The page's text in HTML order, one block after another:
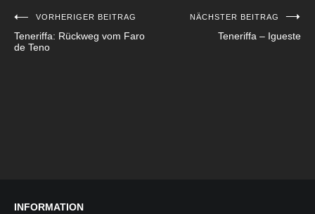
Beitragsnavigation
VORHERIGER BEITRAG
Teneriffa: Rückweg vom Faro
de Teno
NÄCHSTER BEITRAG
Teneriffa – Igueste
INFORMATION